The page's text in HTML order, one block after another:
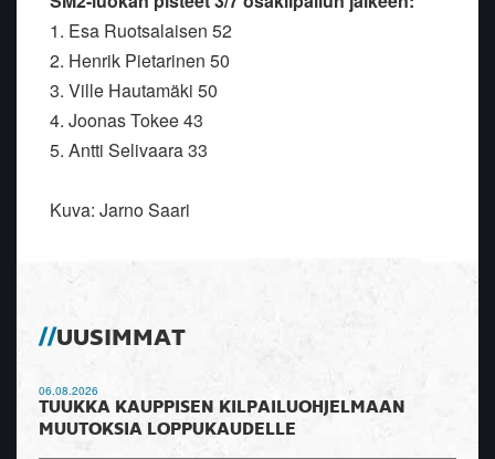
1. Esa Ruotsalaisen 52
2. Henrik Pietarinen 50
3. Ville Hautamäki 50
4. Joonas Tokee 43
5. Antti Selivaara 33
Kuva: Jarno Saari
UUSIMMAT
06.08.2026
TUUKKA KAUPPISEN KILPAILUOHJELMAAN
MUUTOKSIA LOPPUKAUDELLE